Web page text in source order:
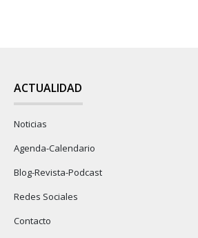
ACTUALIDAD
Noticias
Agenda-Calendario
Blog-Revista-Podcast
Redes Sociales
Contacto